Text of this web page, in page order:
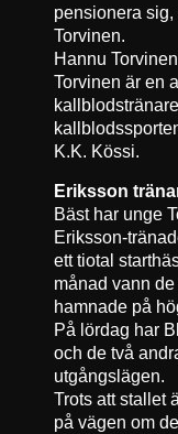
pensionera
Torvinen.
Hannu
Torvinen är en
K.K. Kössi.
Eriksson
Bäst har unge
Eriksson-
ett tiotal
månad vann
hamnade på
På lördag har
och de två
utgångslägen.
Trots att stallet
på vägen om